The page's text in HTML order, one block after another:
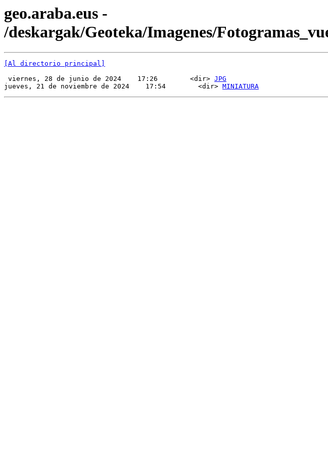
geo.araba.eus -
/deskargak/Geoteka/Imagenes/
[Al directorio principal]
viernes, 28 de junio de 2024    17:26        <dir> JPG
jueves, 21 de noviembre de 2024    17:54        <dir> MINIATURA